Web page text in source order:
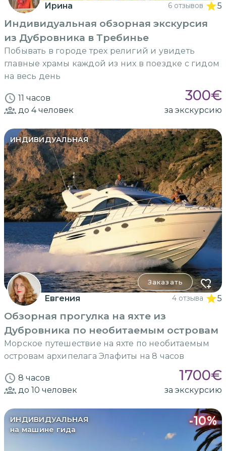
Ирина 6 отзывов 5
Индивидуальная обзорная экскурсия
из Дубровника в Требинье
Побывать в городе трех религий и увидеть
главные храмы каждой из них в поездке с гидом
на весь день
11 часов 300€
до 4человек за экскурсию
ИНДИВИДУАЛЬНАЯ
Заказать
Евгения 4 отзыва 5
Обзорная прогулка на яхте из
Дубровника по необитаемым островам
Морское путешествие на яхте по необитаемым
островам архипелага Элафиты на 8 часов
8 часов 1700€
до 10 человек за экскурсию
ИНДИВИДУАЛЬНАЯ
на машине гида
-10%